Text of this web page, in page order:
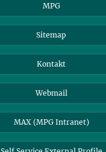
MPG
Sitemap
Kontakt
Webmail
MAX (MPG Intranet)